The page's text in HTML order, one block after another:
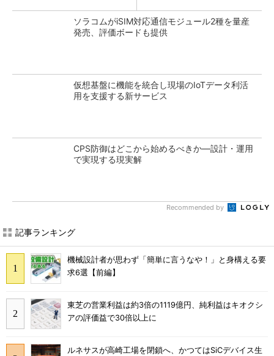
ソラコムがiSIM対応通信モジュール2種を量産
発売、評価ボードも提供
仮想基盤に機能を統合し現場のIoTデータ利活
用を支援する新サービス
CPS防御はどこから始めるべきか―設計・運用
で実現する現実解
Recommended by
記事ランキング
機械設計者が思わず「簡単に言うなや！」と身構える要
求6選【前編】
東芝の営業利益は約3倍の1119億円、純利益はキオクシ
アの評価益で30倍以上に
ルネサスが高崎工場を閉鎖へ、かつてはSiCデバイス生